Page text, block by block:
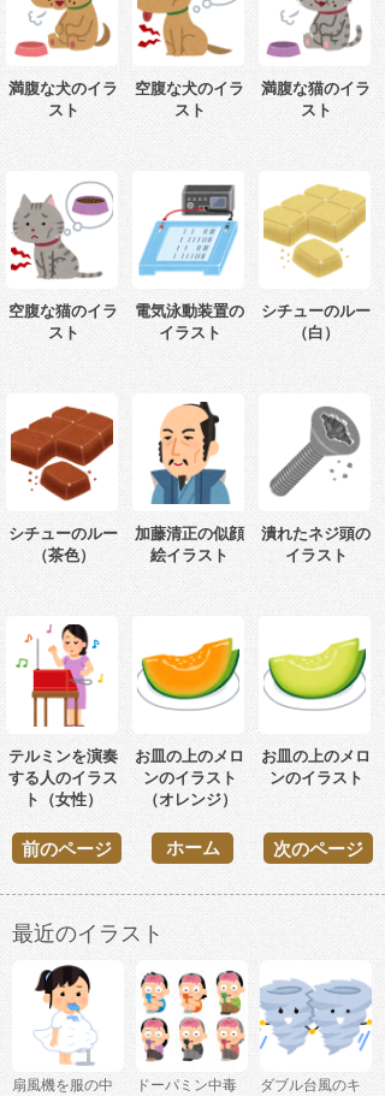
満腹な犬のイラ
スト
空腹な犬のイラ
スト
満腹な猫のイラ
スト
空腹な猫のイラ
スト
電気泳動装置の
イラスト
シチューのルー
（白）
シチューのルー
（茶色）
加藤清正の似顔
絵イラスト
潰れたネジ頭の
イラスト
テルミンを演奏
する人のイラス
ト（女性）
お皿の上のメロ
ンのイラスト
（オレンジ）
お皿の上のメロ
ンのイラスト
前のページ 次のページ
ホーム
最近のイラスト
扇風機を服の中
ドーパミン中毒
ダブル台風のキ